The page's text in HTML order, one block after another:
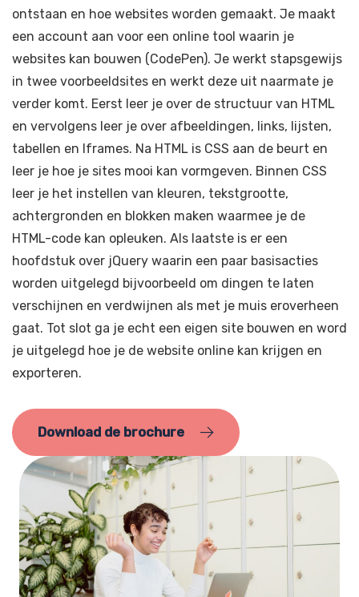
ontstaan en hoe websites worden gemaakt. Je maakt
een account aan voor een online tool waarin je
websites kan bouwen (CodePen). Je werkt stapsgewijs
in twee voorbeeldsites en werkt deze uit naarmate je
verder komt. Eerst leer je over de structuur van HTML
en vervolgens leer je over afbeeldingen, links, lijsten,
tabellen en Iframes. Na HTML is CSS aan de beurt en
leer je hoe je sites mooi kan vormgeven. Binnen CSS
leer je het instellen van kleuren, tekstgrootte,
achtergronden en blokken maken waarmee je de
HTML-code kan opleuken. Als laatste is er een
hoofdstuk over jQuery waarin een paar basisacties
worden uitgelegd bijvoorbeeld om dingen te laten
verschijnen en verdwijnen als met je muis eroverheen
gaat. Tot slot ga je echt een eigen site bouwen en word
je uitgelegd hoe je de website online kan krijgen en
exporteren.
Download de brochure